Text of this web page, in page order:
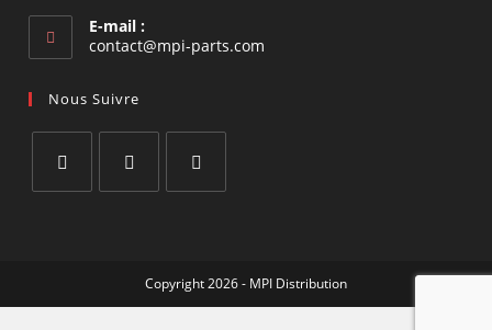
E-mail :
contact@mpi-parts.com
Nous Suivre
onglet
nouvel
onglet
nouvel
onglet
Copyright 2026 - MPI Distribution